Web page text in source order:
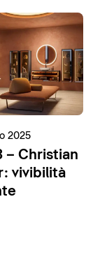
2025
– Christian
vivibilità